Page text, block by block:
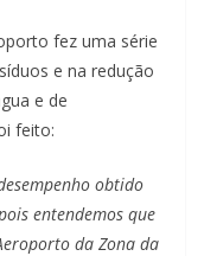
fez uma série
e na redução
e de
feito:
obtido
entendemos que
da Zona da